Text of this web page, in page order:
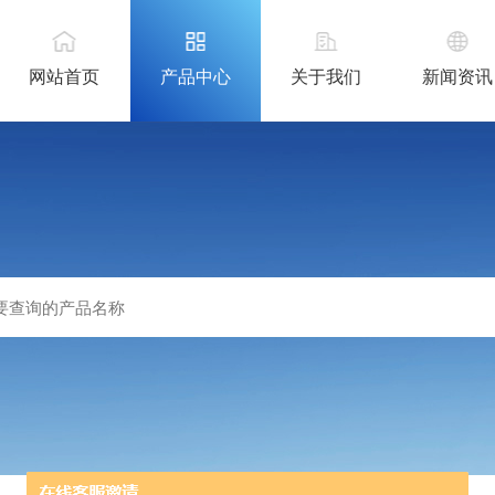
网站首页 产品中心 关于我们 新闻资讯